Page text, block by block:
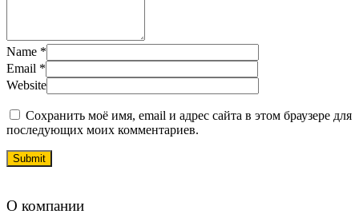
Name *
Email *
Website
Сохранить моё имя, email и адрес сайта в этом браузере для
последующих моих комментариев.
О компании